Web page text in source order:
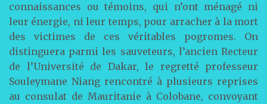
connaissances ou témoins, qui n’ont ménagé ni
leur énergie, ni leur temps, pour arracher à la mort
des victimes de ces véritables pogromes. On
distinguera parmi les sauveteurs, l’ancien Recteur
de l’Université de Dakar, le regretté professeur
Souleymane Niang rencontré à plusieurs reprises
au consulat de Mauritanie à Colobane, convoyant